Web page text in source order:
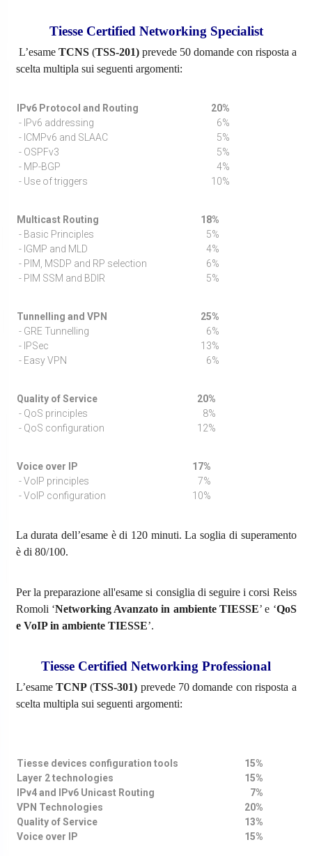
Tiesse Certified Networking Specialist
L’esame TCNS(TSS-201)prevede 50 domande con risposta a
scelta multipla sui seguenti argomenti:
IPv6 Protocol and Routing
20%
- IPv6 addressing
6%
- ICMPv6 and SLAAC
5%
- OSPFv3
5%
- MP-BGP
4%
- Use of triggers
10%
Multicast Routing
18%
- Basic Principles
5%
- IGMP and MLD
4%
- PIM, MSDP and RP selection
6%
- PIM SSM and BDIR
5%
Tunnelling and VPN
25%
- GRE Tunnelling
6%
- IPSec
13%
- Easy VPN
6%
Quality of Service
20%
- QoS principles
8%
- QoS configuration
12%
Voice over IP
17%
- VoIP principles
7%
- VoIP configuration
10%
La durata dell’esame è di 120 minuti. La soglia di superamento
è di 80/100.
Per la preparazione all'esame si consiglia di seguire i corsi Reiss
Romoli ‘Networking Avanzato in ambiente TIESSE’ e ‘QoS
e VoIP in ambiente TIESSE’.
Tiesse Certified Networking Professional
L’esame TCNP(TSS-301) prevede 70 domande con risposta a
scelta multipla sui seguenti argomenti:
Tiesse devices configuration tools
15%
Layer 2 technologies
15%
IPv4 and IPv6 Unicast Routing
7%
VPN Technologies
20%
Quality of Service
13%
Voice over IP
15%